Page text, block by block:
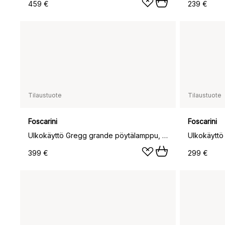
459 € 239 €
Tilaustuote
Foscarini
Ulkokäyttö Gregg grande pöytälamppu, Valkoinen
399 €
Tilaustuote
Foscarini
299 €